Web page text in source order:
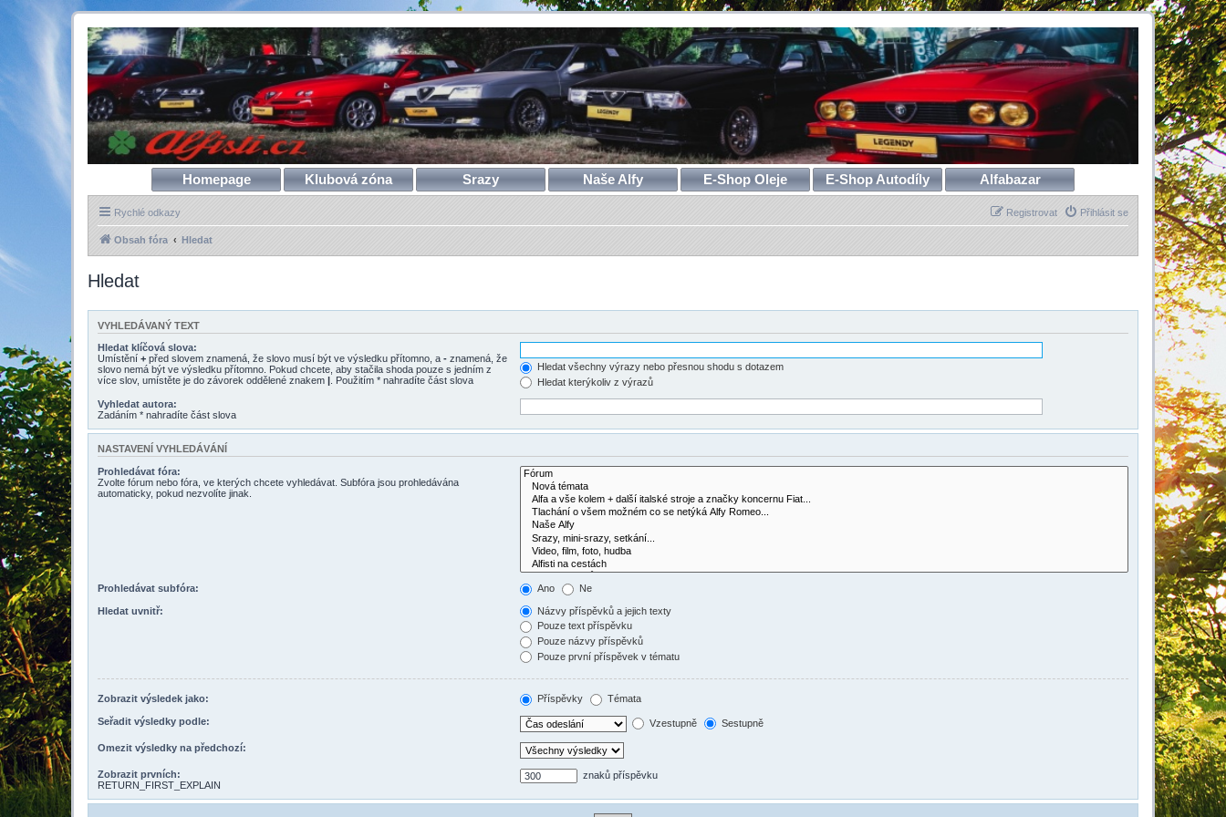
Homepage Klubová zóna Srazy Naše Alfy E-Shop Oleje E-Shop Autodíly Alfabazar
Rychlé odkazy Přihlásit se
Registrovat
Obsah fóra Hledat
Hledat
VYHLEDÁVANÝ TEXT
Hledat klíčová slova:
Umístění + před slovem znamená, že slovo musí být ve výsledku přítomno, a - znamená, že
slovo nemá být ve výsledku přítomno. Pokud chcete, aby stačila shoda pouze s jedním z
více slov, umístěte je do závorek oddělené znakem | . Použitím * nahradíte část slova
Hledat všechny výrazy nebo přesnou shodu s dotazem
Hledat kterýkoliv z výrazů
Vyhledat autora:
Zadáním * nahradíte část slova
NASTAVENÍ VYHLEDÁVÁNÍ
Prohledávat fóra:
Zvolte fórum nebo fóra, ve kterých chcete vyhledávat. Subfóra jsou prohledávána
automaticky, pokud nezvolíte jinak.
Prohledávat subfóra: Ano Ne
Hledat uvnitř:
Názvy příspěvků a jejich texty
Pouze text příspěvku
Pouze názvy příspěvků
Pouze první příspěvek v tématu
Zobrazit výsledek jako: Příspěvky Témata
Seřadit výsledky podle: Vzestupně Sestupně
Omezit výsledky na předchozí:
Zobrazit prvních:
RETURN_FIRST_EXPLAIN
znaků příspěvku